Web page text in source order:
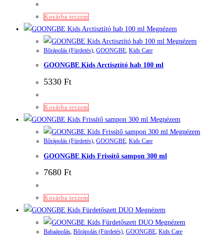
Kosárba teszem
Megnézem
Megnézem
Bőrápolás (Fürdetés), GOONGBE, Kids Care
GOONGBE Kids Arctisztító hab 100 ml
5330 Ft
Kosárba teszem
Megnézem
Megnézem
Bőrápolás (Fürdetés), GOONGBE, Kids Care
GOONGBE Kids Frissítő sampon 300 ml
7680 Ft
Kosárba teszem
Megnézem
Megnézem
Babaápolás, Bőrápolás (Fürdetés), GOONGBE, Kids Care